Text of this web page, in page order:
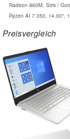
Radeon 860M, Strix /
Ryzen AI 7 350, 14.00",
Preisvergleich